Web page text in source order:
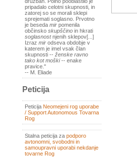
družbah. Polno pooblastilo je
pripadalo celotni skupnosti, in
zatorej so se morali sklepi
sprejemati soglasno. Prvotno
je beseda mir pomenila
občinsko skupščino in hkrati
soglasnostnjenih sklepov[...]
Izraz mir odseva obdobje v
katerem je imel vsak član
skupnosti -- ženske ravno
tako kot moški-- enake
pravice."
-- M. Eliade
Peticija
Peticija Neomejeni rog uporabe
/ Support Autonomous Tovarna
Rog
Stalna peticija za podporo
avtonomni, svobodni in
samoupravni uporabi nekdanje
tovarne Rog